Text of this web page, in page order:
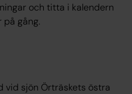
och titta i kalendern
gång.
vid sjön Örträskets östra